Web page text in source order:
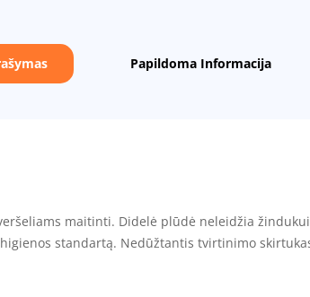
Papildoma Informacija
maitinti. Didelė plūdė neleidžia
standartą. Nedūžtantis tvirtinimo